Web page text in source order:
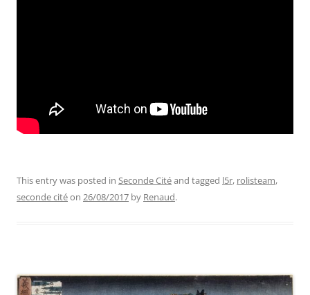
This entry was posted in Seconde Citéand tagged l5r, rolisteam,
seconde citéon 26/08/2017 by Renaud.